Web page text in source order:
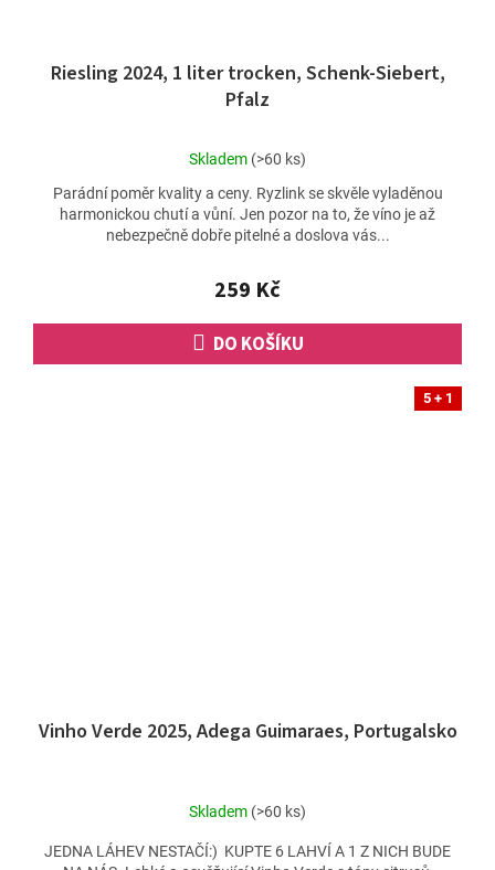
Riesling 2024, 1 liter trocken, Schenk-Siebert,
Pfalz
Průměrné
produktu
je
4,5
5
hvězdiček.
Skladem (>60 ks)
259 Kč
DO KOŠÍKU
Parádní poměr kvality a ceny. Ryzlink se skvěle vyladěnou
harmonickou chutí a vůní. Jen pozor na to, že víno je až
nebezpečně dobře pitelné a doslova vás...
5 + 1
Vinho Verde 2025, Adega Guimaraes, Portugalsko
Skladem (>60 ks)
JEDNA LÁHEV NESTAČÍ:) KUPTE 6 LAHVÍ A 1 Z NICH BUDE